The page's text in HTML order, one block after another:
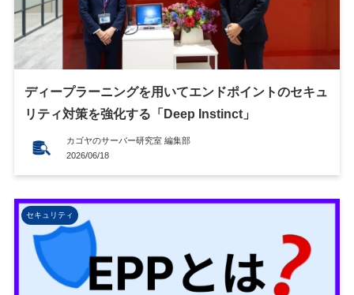
ディープラーニングを用いてエンドポイントのセキュ
リティ対策を強化する「Deep Instinct」
カゴヤのサーバー研究室 編集部
2026/06/18
セキュリティ